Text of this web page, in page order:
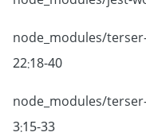
@ ./node_modules/
22:18-40
@ ./node_modules/
3:15-33